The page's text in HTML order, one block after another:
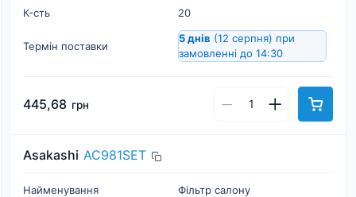
К-cть
20
Термін поставки
5 днів (12 серпня) при
замовленні до 14:30
445,68 грн
Asakashi AC981SET
Найменування
Фільтр салону